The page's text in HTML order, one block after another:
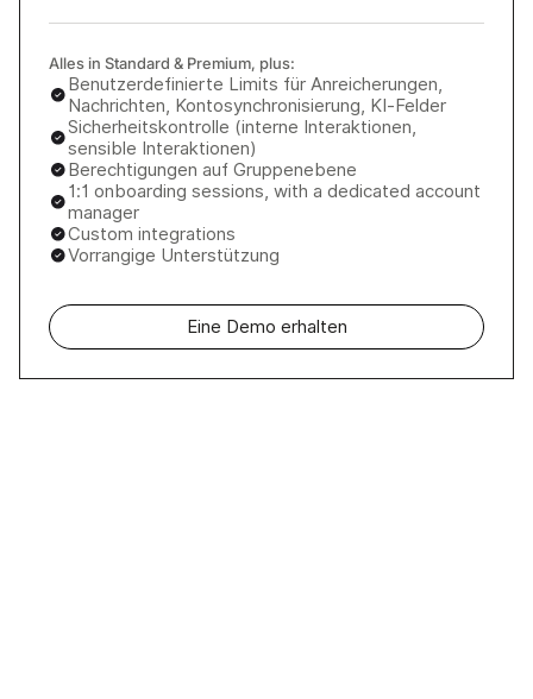
Alles in Standard & Premium, plus:
Benutzerdefinierte Limits für Anreicherungen,
Nachrichten, Kontosynchronisierung, KI-Felder
Sicherheitskontrolle (interne Interaktionen,
sensible Interaktionen)
Berechtigungen auf Gruppenebene
1:1 onboarding sessions, with a dedicated account
manager
Custom integrations
Vorrangige Unterstützung
Eine Demo erhalten